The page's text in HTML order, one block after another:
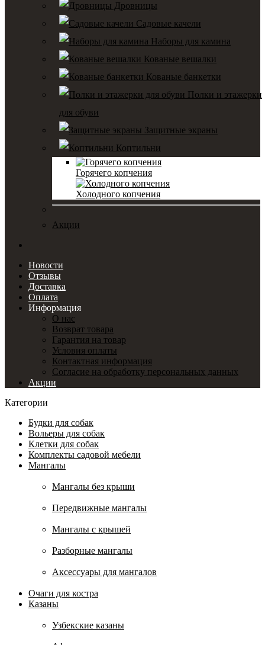
Дровницы
Садовые качели
Наборы для камина
Кованые вешалки
Кованые банкетки
Полки и этажерки
для обуви
Защитные экраны
Коптильни
Горячего копчения
Холодного копчения
Акции
Новости
Отзывы
Доставка
Оплата
Информация
О нас
Возврат товара
Гарантия на товар
Условия оплаты
Контактная информация
Согласие на обработку персональных данных
Акции
Категории
Будки для собак
Вольеры для собак
Клетки для собак
Комплекты садовой мебели
Мангалы
Мангалы без крыши
Передвижные мангалы
Мангалы с крышей
Разборные мангалы
Аксессуары для мангалов
Очаги для костра
Казаны
Узбекские казаны